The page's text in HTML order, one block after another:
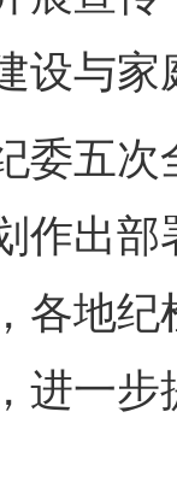
设与
五次
作出
各地
进一